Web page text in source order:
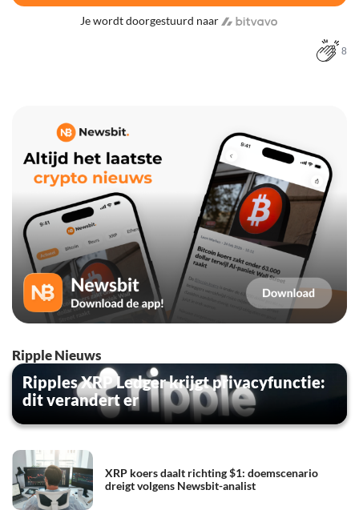
Je wordt doorgestuurd naar
8
Ripple Nieuws
Ripples XRP Ledger krijgt privacyfunctie:
dit verandert er
XRP koers daalt richting $1: doemscenario
dreigt volgens Newsbit-analist